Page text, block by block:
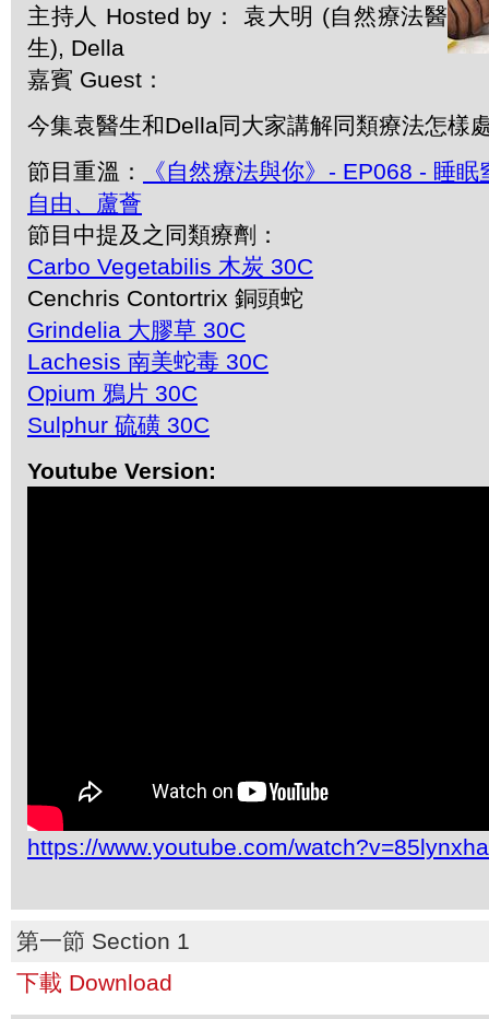
主持人 Hosted by： 袁大明 (自然療法醫
生), Della
嘉賓 Guest：
今集袁醫生和Della同大家講解同類療法怎樣
節目重溫：
《自然療法與你》- EP068 - 睡
自由、蘆薈
節目中提及之同類療劑：
Carbo Vegetabilis 木炭 30C
Cenchris Contortrix 銅頭蛇
Grindelia 大膠草 30C
Lachesis 南美蛇毒 30C
Opium 鴉片 30C
Sulphur 硫磺 30C
Youtube Version:
https://www.youtube.com/
第一節 Section 1
下載 Download